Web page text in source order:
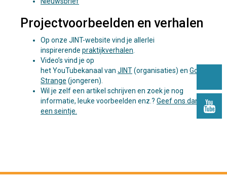
Projectvoorbeelden en verhalen
Op onze JINT-website vind je allerlei
inspirerende praktijkverhalen.
Video’s vind je op
het YouTubekanaal van JINT(organisaties) en Go
Strange (jongeren).
Wil je zelf een artikel schrijven en zoek je nog
informatie, leuke voorbeelden enz.? Geef ons dan
een seintje.